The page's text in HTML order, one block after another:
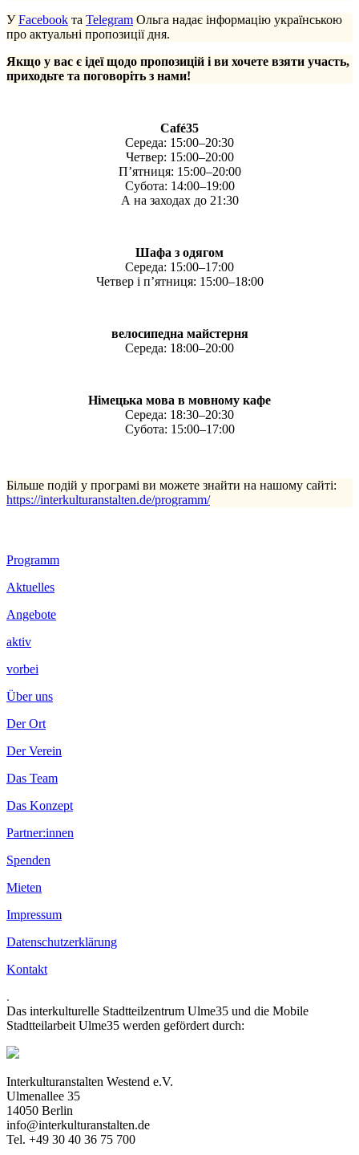
УFacebook та Telegram Ольга надає інформацію українською
про актуальні пропозиції дня.
Якщо у вас є ідеї щодо пропозицій і ви хочете взяти участь,
приходьте та поговоріть з нами!
Café35
Середа: 15:00–20:30
Четвер: 15:00–20:00
П’ятниця: 15:00–20:00
Субота: 14:00–19:00
А на заходах до 21:30
Шафа з одягом
Середа: 15:00–17:00
Четвер і п’ятниця: 15:00–18:00
велосипедна майстерня
Середа: 18:00–20:00
Німецька мова в мовному кафе
Середа: 18:30–20:30
Субота: 15:00–17:00
Більше подій у програмі ви можете знайти на нашому сайті:
https://interkulturanstalten.de/programm/
Footer
Inhalt
Programm
Aktuelles
Angebote
aktiv
vorbei
Über uns
Der Ort
Der Verein
Das Team
Das Konzept
Partner:innen
Spenden
Mieten
Impressum
Datenschutzerklärung
Kontakt
.
Das interkulturelle Stadtteilzentrum Ulme35 und die Mobile
Stadtteilarbeit Ulme35 werden gefördert durch:
Interkulturanstalten Westend e.V.
Ulmenallee 35
14050 Berlin
info@interkulturanstalten.de
Tel. +49 30 40 36 75 700